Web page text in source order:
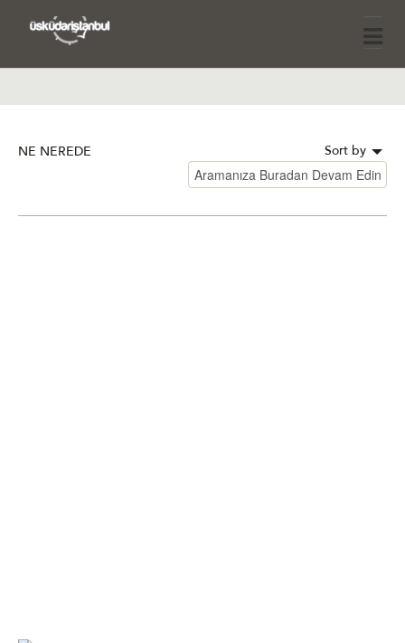
NE NEREDE Sort by